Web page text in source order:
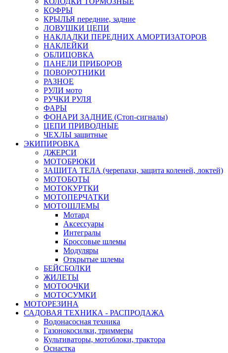
КОФРЫ
КРЫЛЬЯ передние, задние
ЛОВУШКИ ЦЕПИ
НАКЛАДКИ ПЕРЕДНИХ АМОРТИЗАТОРОВ
НАКЛЕЙКИ
ОБЛИЦОВКА
ПАНЕЛИ ПРИБОРОВ
ПОВОРОТНИКИ
РАЗНОЕ
РУЛИ мото
РУЧКИ РУЛЯ
ФАРЫ
ФОНАРИ ЗАДНИЕ (Стоп-сигналы)
ЦЕПИ ПРИВОДНЫЕ
ЧЕХЛЫ защитные
ЭКИПИРОВКА
ДЖЕРСИ
МОТОБРЮКИ
ЗАЩИТА ТЕЛА (черепахи, защита коленей, локтей)
МОТОБОТЫ
МОТОКУРТКИ
МОТОПЕРЧАТКИ
МОТОШЛЕМЫ
Мотард
Аксессуары
Интегралы
Кроссовые шлемы
Модуляры
Открытые шлемы
БЕЙСБОЛКИ
ЖИЛЕТЫ
МОТООЧКИ
МОТОСУМКИ
МОТОРЕЗИНА
САДОВАЯ ТЕХНИКА - РАСПРОДАЖА
Водонасосная техника
Газонокосилки, триммеры
Культиваторы, мотоблоки, трактора
Оснастка